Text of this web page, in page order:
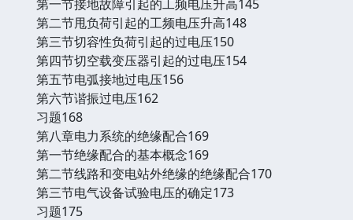
第一节接地故障引起的工频电压升高145
第二节甩负荷引起的工频电压升高148
第三节切容性负荷引起的过电压150
第四节切空载变压器引起的过电压154
第五节电弧接地过电压156
第六节谐振过电压162
习题168
第八章电力系统的绝缘配合169
第一节绝缘配合的基本概念169
第二节线路和变电站外绝缘的绝缘配合170
第三节电气设备试验电压的确定173
习题175